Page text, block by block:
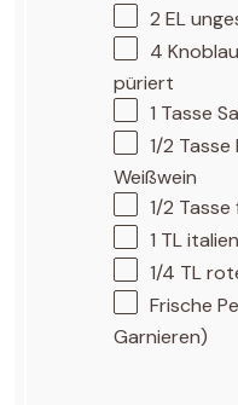
2 EL
4
püriert
1 Tasse
1/2
Weißwein
1/2 Tasse
1 TL
1/4 TL
Frische
Garnieren)